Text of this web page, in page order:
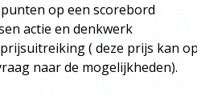
op een scorebord
actie en denkwerk
( deze prijs kan op
naar de mogelijkheden).